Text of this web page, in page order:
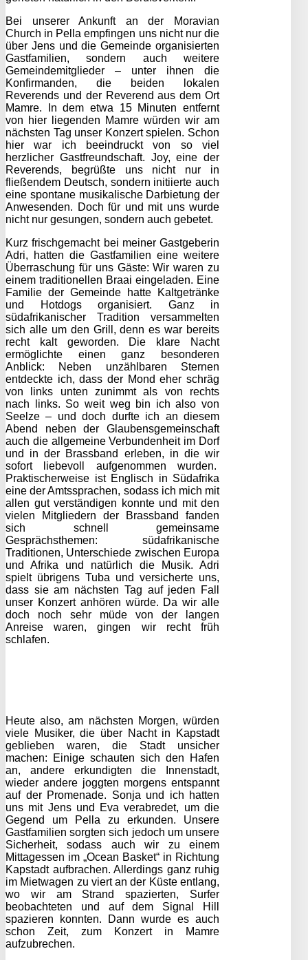
Bei unserer Ankunft an der Moravian
Church in Pella empfingen uns nicht nur die
über Jens und die Gemeinde organisierten
Gastfamilien, sondern auch weitere
Gemeindemitglieder – unter ihnen die
Konfirmanden, die beiden lokalen
Reverends und der Reverend aus dem Ort
Mamre. In dem etwa 15 Minuten entfernt
von hier liegenden Mamre würden wir am
nächsten Tag unser Konzert spielen. Schon
hier war ich beeindruckt von so viel
herzlicher Gastfreundschaft. Joy, eine der
Reverends, begrüßte uns nicht nur in
fließendem Deutsch, sondern initiierte auch
eine spontane musikalische Darbietung der
Anwesenden. Doch für und mit uns wurde
nicht nur gesungen, sondern auch gebetet.
Kurz frischgemacht bei meiner Gastgeberin
Adri, hatten die Gastfamilien eine weitere
Überraschung für uns Gäste: Wir waren zu
einem traditionellen Braai eingeladen. Eine
Familie der Gemeinde hatte Kaltgetränke
und Hotdogs organisiert. Ganz in
südafrikanischer Tradition versammelten
sich alle um den Grill, denn es war bereits
recht kalt geworden. Die klare Nacht
ermöglichte einen ganz besonderen
Anblick: Neben unzählbaren Sternen
entdeckte ich, dass der Mond eher schräg
von links unten zunimmt als von rechts
nach links. So weit weg bin ich also von
Seelze – und doch durfte ich an diesem
Abend neben der Glaubensgemeinschaft
auch die allgemeine Verbundenheit im Dorf
und in der Brassband erleben, in die wir
sofort liebevoll aufgenommen wurden.
Praktischerweise ist Englisch in Südafrika
eine der Amtssprachen, sodass ich mich mit
allen gut verständigen konnte und mit den
vielen Mitgliedern der Brassband fanden
sich schnell gemeinsame
Gesprächsthemen: südafrikanische
Traditionen, Unterschiede zwischen Europa
und Afrika und natürlich die Musik. Adri
spielt übrigens Tuba und versicherte uns,
dass sie am nächsten Tag auf jeden Fall
unser Konzert anhören würde. Da wir alle
doch noch sehr müde von der langen
Anreise waren, gingen wir recht früh
schlafen.
Heute also, am nächsten Morgen, würden
viele Musiker, die über Nacht in Kapstadt
geblieben waren, die Stadt unsicher
machen: Einige schauten sich den Hafen
an, andere erkundigten die Innenstadt,
wieder andere joggten morgens entspannt
auf der Promenade. Sonja und ich hatten
uns mit Jens und Eva verabredet, um die
Gegend um Pella zu erkunden. Unsere
Gastfamilien sorgten sich jedoch um unsere
Sicherheit, sodass auch wir zu einem
Mittagessen im „Ocean Basket“ in Richtung
Kapstadt aufbrachen. Allerdings ganz ruhig
im Mietwagen zu viert an der Küste entlang,
wo wir am Strand spazierten, Surfer
beobachteten und auf dem Signal Hill
spazieren konnten. Dann wurde es auch
schon Zeit, zum Konzert in Mamre
aufzubrechen.